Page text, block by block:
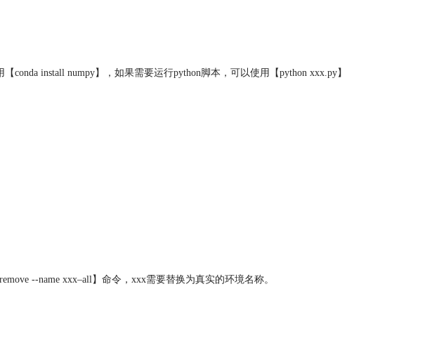
install numpy】，如果需要运行python脚本，可以使用【python xxx.py】
--name xxx–all】命令，xxx需要替换为真实的环境名称。